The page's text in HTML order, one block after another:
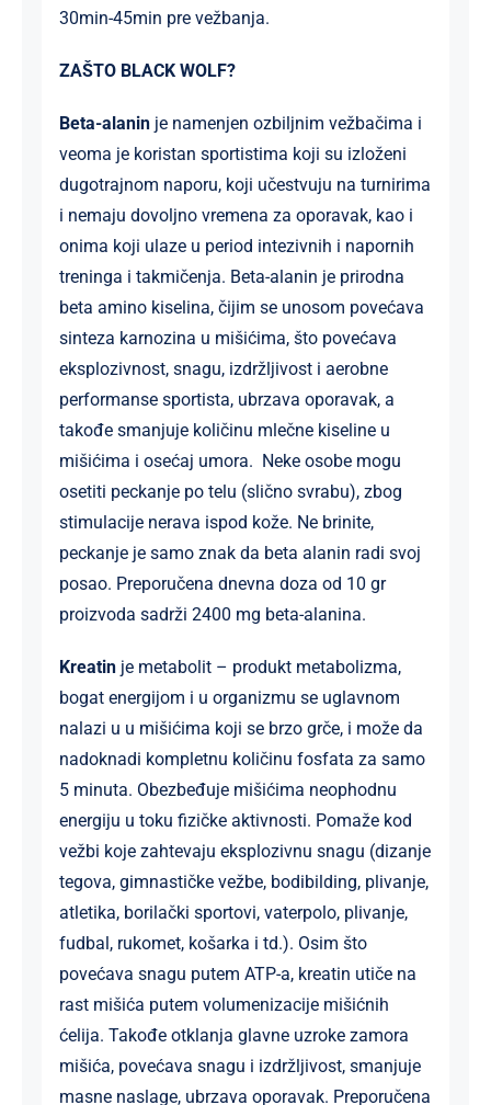
30min-45min pre vežbanja.
ZAŠTO BLACK WOLF?
Beta-alaninje namenjen ozbiljnim vežbačima i
veoma je koristan sportistima koji su izloženi
dugotrajnom naporu, koji učestvuju na turnirima
i nemaju dovoljno vremena za oporavak, kao i
onima koji ulaze u period intezivnih i napornih
treninga i takmičenja. Beta-alanin je prirodna
beta amino kiselina, čijim se unosom povećava
sinteza karnozina u mišićima, što povećava
eksplozivnost, snagu, izdržljivost i aerobne
performanse sportista, ubrzava oporavak, a
takođe smanjuje količinu mlečne kiseline u
mišićima i osećaj umora. Neke osobe mogu
osetiti peckanje po telu (slično svrabu), zbog
stimulacije nerava ispod kože. Ne brinite,
peckanje je samo znak da beta alanin radi svoj
posao. Preporučena dnevna doza od 10 gr
proizvoda sadrži 2400 mg beta-alanina.
Kreatin je metabolit – produkt metabolizma,
bogat energijom i u organizmu se uglavnom
nalazi u u mišićima koji se brzo grče, i može da
nadoknadi kompletnu količinu fosfata za samo
5 minuta. Obezbeđuje mišićima neophodnu
energiju u toku fizičke aktivnosti. Pomaže kod
vežbi koje zahtevaju eksplozivnu snagu (dizanje
tegova, gimnastičke vežbe, bodibilding, plivanje,
atletika, borilački sportovi, vaterpolo, plivanje,
fudbal, rukomet, košarka i td.). Osim što
povećava snagu putem ATP-a, kreatin utiče na
rast mišića putem volumenizacije mišićnih
ćelija. Takođe otklanja glavne uzroke zamora
mišića, povećava snagu i izdržljivost, smanjuje
masne naslage, ubrzava oporavak. Preporučena